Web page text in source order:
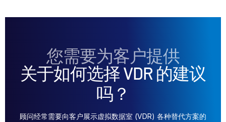
您需要为客户提供
关于如何选择 VDR 的建议
吗？
顾问经常需要向客户展示虚拟数据室 (VDR) 各种替代方案的